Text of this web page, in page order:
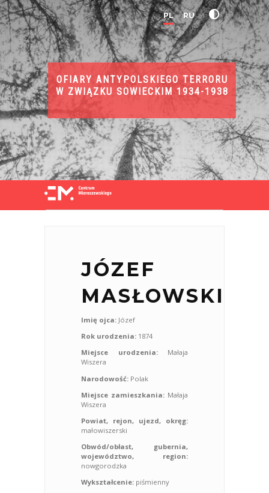
PL RU
OFIARY ANTYPOLSKIEGO TERRORU
W ZWIĄZKU SOWIECKIM 1934-1938
JÓZEF
MASŁOWSKI
Imię ojca: Józef
Rok urodzenia: 1874
Miejsce urodzenia: Małaja
Wiszera
Narodowość: Polak
Miejsce zamieszkania: Małaja
Wiszera
Powiat, rejon, ujezd, okręg:
małowiszerski
Obwód/obłast, gubernia,
województwo, region:
nowgorodzka
Wykształcenie: piśmienny